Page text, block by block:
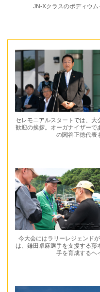
JN-Xクラスのポディウム
セレモニアルスタートでは、
歓迎の挨拶。オーガナイザーで
の関谷正徳代表
今大会にはラリーレジェンド
は、鎌田卓麻選手を支援する藤
手を育成するヘ